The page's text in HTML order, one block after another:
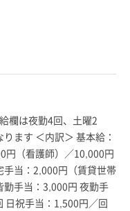
欄は夜勤4回、土曜2
ます ＜内訳＞ 基本給：
円（看護師）／10,000円
手当：2,000円（賃貸世帯
手当：3,000円 夜勤手
日祝手当：1,500円／回